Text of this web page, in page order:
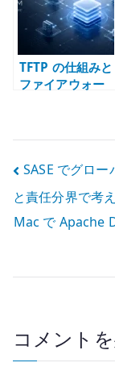
TFTP の仕組みと
ファイアウォー
PXE Boot を分
投
稿
ナ
ビ
ー
SASE でグロ
と責任分界で考
Mac で Apache
コメント